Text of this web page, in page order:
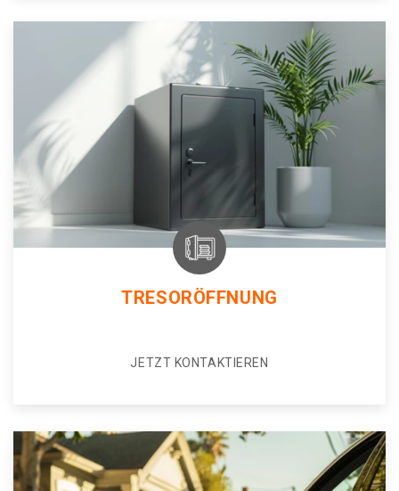
TRESORÖFFNUNG
JETZT KONTAKTIEREN